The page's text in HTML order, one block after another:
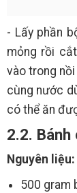
- Lấy phần
mỏng rồi
vào trong
cùng nước
có thể ăn
2.2.
Nguyên liệu:
500 gram